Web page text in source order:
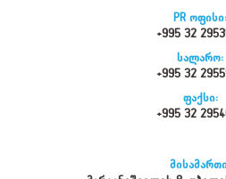
PR ოფისი:
+995 32
სალარო:
+995 32
ფაქსი:
+995 32